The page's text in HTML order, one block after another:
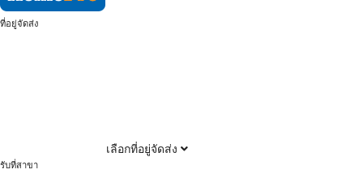
ที่อยู่จัดส่ง
เลือกที่อยู่จัดส่ง
รับที่สาขา